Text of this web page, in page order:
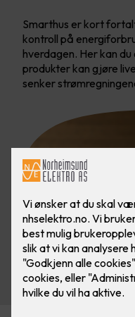
Smarthus er kort
kontroll på
hverdagen. Her kan
produkter kan gjøre
senker